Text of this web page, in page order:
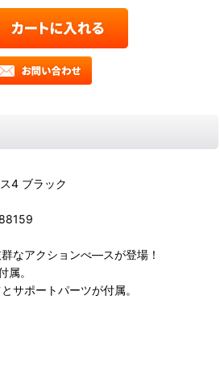
4 ブラック
なアクションべ―スが登場！
。
サポートパーツが付属。